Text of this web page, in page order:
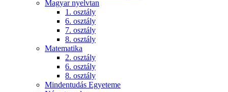
Magyar nyelvtan
1. osztály
6. osztály
7. osztály
8. osztály
Matematika
2. osztály
6. osztály
8. osztály
Mindentudás Egyeteme